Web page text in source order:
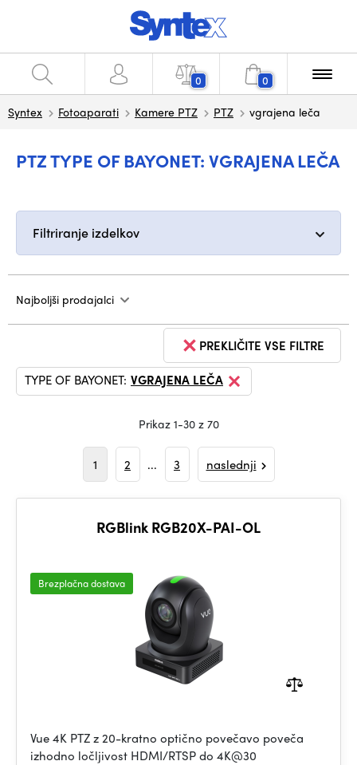
0 0
Syntex Fotoaparati Kamere PTZ PTZ vgrajena leča
PTZ TYPE OF BAYONET: VGRAJENA LEČA
Filtriranje izdelkov
Najboljši prodajalci
PREKLIČITE VSE FILTRE
TYPE OF BAYONET: VGRAJENA LEČA
Prikaz 1-30 z 70
1 2 ... 3 naslednji
RGBlink RGB20X-PAI-OL
Brezplačna dostava
Vue 4K PTZ z 20-kratno optično povečavo poveča
izhodno ločljivost HDMI/RTSP do 4K@30